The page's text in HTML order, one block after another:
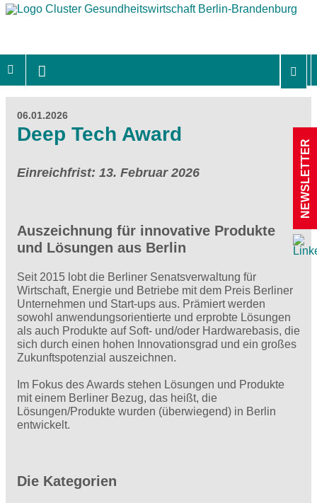
06.01.2026
Deep Tech Award
Einreichfrist: 13. Februar 2026
Auszeichnung für innovative Produkte
und Lösungen aus Berlin
Seit 2015 lobt die Berliner Senatsverwaltung für
Wirtschaft, Energie und Betriebe mit dem Preis Berliner
Unternehmen und Start-ups aus. Prämiert werden
sowohl anwendungsorientierte und erprobte Lösungen
als auch Produkte auf Soft- und/oder Hardwarebasis, die
sich durch einen hohen Innovationsgrad und ein großes
Zukunftspotenzial auszeichnen.
Im Fokus des Awards stehen Lösungen und Produkte
mit einem Berliner Bezug, das heißt, die
Lösungen/Produkte wurden (überwiegend) in Berlin
entwickelt.
Die Kategorien
NEWSLETTER